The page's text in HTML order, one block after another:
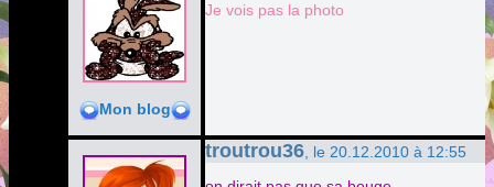
Mon blog
Je vois pas la photo
troutrou36 , le 20.12.2010 à 12:55